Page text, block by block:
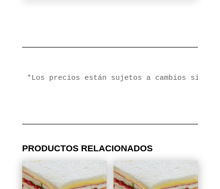
*Los precios están sujetos a cambios sin
PRODUCTOS RELACIONADOS